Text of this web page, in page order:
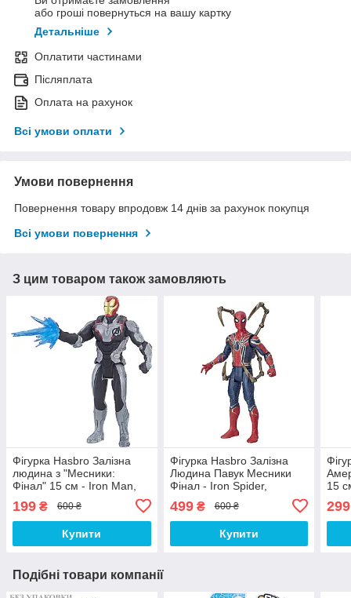
або гроші повернуться на вашу картку
Детальніше
Оплатити частинами
Післяплата
Оплата на рахунок
Всі умови оплати
Умови повернення
Повернення товару впродовж 14 днів за рахунок покупця
Всі умови повернення
З цим товаром також замовляють
Фігурка Hasbro Залізна
людина з "Месники:
Фінал" 15 см - Iron Man,
Endgame
199 ₴ 600 ₴
Купити
Фігурка Hasbro Залізна
Людина Павук Месники
Фінал - Iron Spider,
499₴ 600 ₴
Купити
15
299
Подібні товари компанії